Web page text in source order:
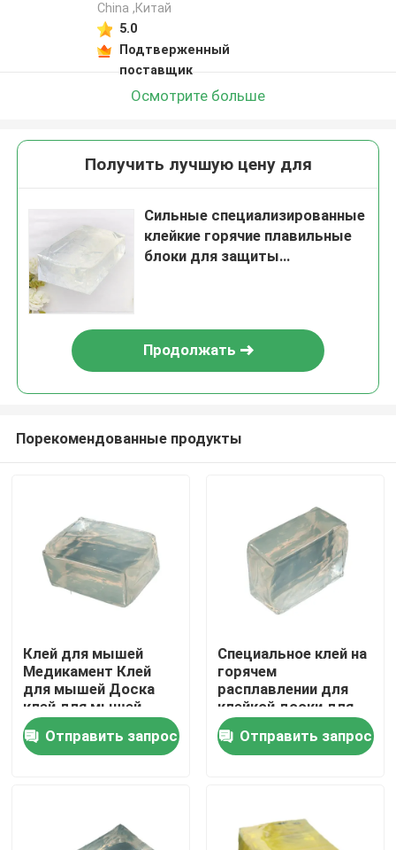
Главная страница
Ролики
China ,Китай
5.0
Подтверженный
поставщик
Осмотрите больше
Получить лучшую цену для
Сильные специализированные
клейкие горячие плавильные
блоки для защиты
Продолжать
Порекомендованные продукты
Клей для мышей
Медикамент Клей
для мышей Доска
клей для мышей
Сильный
высоковскозный
клей для мышей
Отправить запрос
Специальное клей на
горячем
расплавлении для
клейкой доски для
мух Сильное клейкое
клейкое и
эффективное
Отправить запрос